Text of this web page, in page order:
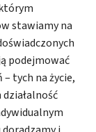
stawiamy na
podejmować
tych na życie,